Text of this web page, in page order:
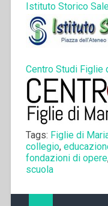
Istituto Storico
Centro Studi Figlie
Tags: Figlie di
collegio,
fondazioni di opere
scuola